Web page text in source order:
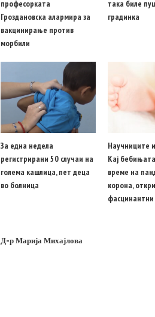
професорката
Гроздановска алармира за
вакцинирање против
морбили
така биле
градинка
За една недела
регистрирани 50 случаи на
голема кашлица, пет деца
во болница
Научниците
Кај
време на
корона,
Д-р Марија Михајлова